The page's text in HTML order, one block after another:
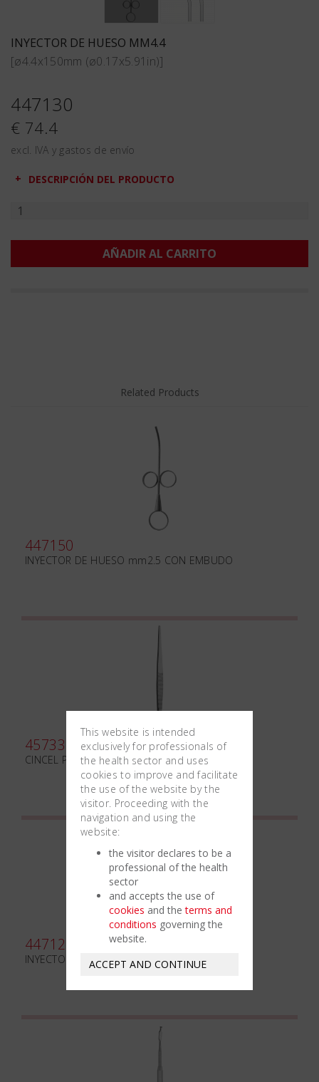
INYECTOR DE HUESO MM4.4
[ø4.4x150mm (ø0.17x5.91in)]
447130
€ 74.4
excl. IVA y gastos de envío
DESCRIPCIÓN DEL PRODUCTO
AÑADIR AL CARRITO
Related Products
447150
INYECTOR DE HUESO mm2.5 CON EMBUDO
457330
CINCEL PARTSCH mm170*3
447125
INYECTOR DE HUESO mm3.5
This website is intended
exclusively for professionals of
the health sector and uses
cookies to improve and facilitate
the use of the website by the
visitor. Proceeding with the
navigation and using the
website:
the visitor declares to be a
professional of the health
sector
and accepts the use of
cookies and theterms and
conditions governing the
website.
ACCEPT AND CONTINUE